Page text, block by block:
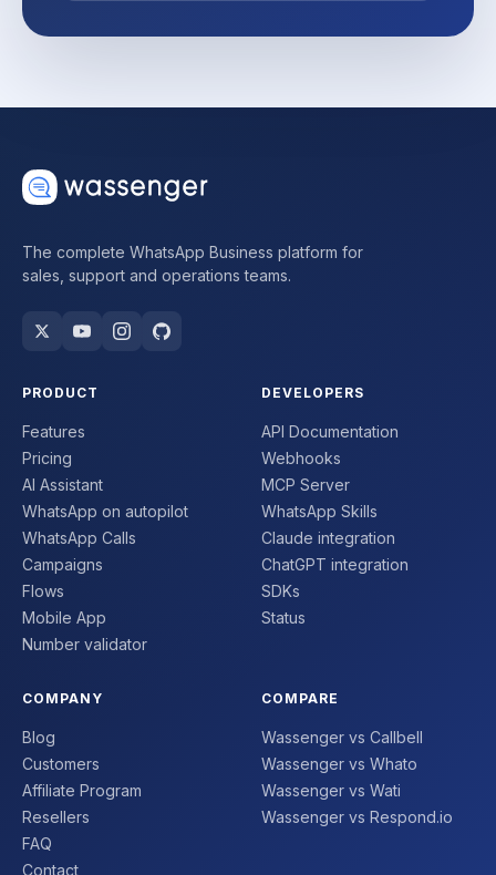
The complete WhatsApp Business platform for
sales, support and operations teams.
PRODUCT
Features
Pricing
AI Assistant
WhatsApp on autopilot
WhatsApp Calls
Campaigns
Flows
Mobile App
Number validator
DEVELOPERS
API Documentation
Webhooks
MCP Server
WhatsApp Skills
Claude integration
ChatGPT integration
SDKs
Status
COMPANY
Blog
Customers
Affiliate Program
Resellers
FAQ
Contact
COMPARE
Wassenger vs Callbell
Wassenger vs Whato
Wassenger vs Wati
Wassenger vs Respond.io